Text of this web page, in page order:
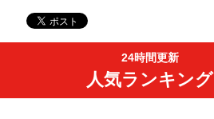
24時間更新
人気ランキング